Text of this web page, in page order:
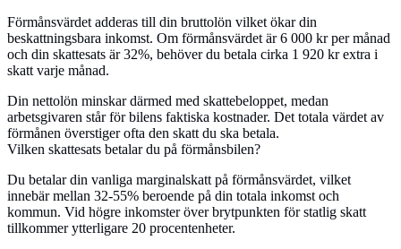
Förmånsvärdet adderas till din bruttolön vilket ökar din
beskattningsbara inkomst. Om förmånsvärdet är 6 000 kr per månad
och din skattesats är 32%, behöver du betala cirka 1 920 kr extra i
skatt varje månad.
Din nettolön minskar därmed med skattebeloppet, medan
arbetsgivaren står för bilens faktiska kostnader. Det totala värdet av
förmånen överstiger ofta den skatt du ska betala.
Vilken skattesats betalar du på förmånsbilen?
Du betalar din vanliga marginalskatt på förmånsvärdet, vilket
innebär mellan 32-55% beroende på din totala inkomst och
kommun. Vid högre inkomster över brytpunkten för statlig skatt
tillkommer ytterligare 20 procentenheter.